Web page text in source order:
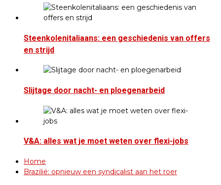
Steenkolenitaliaans: een geschiedenis van offers
en strijd
Slijtage door nacht- en ploegenarbeid
V&A: alles wat je moet weten over flexi-jobs
Home
Brazilië: opnieuw een syndicalist aan het roer